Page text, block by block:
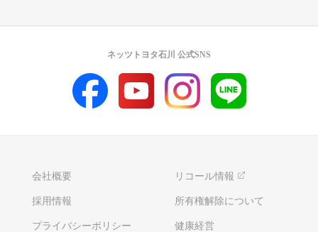
会社概要 リコール情報
採用情報 所有権解除について
プライバシーポリシー 健康経営
ネッツトヨタ石川 公式SNS